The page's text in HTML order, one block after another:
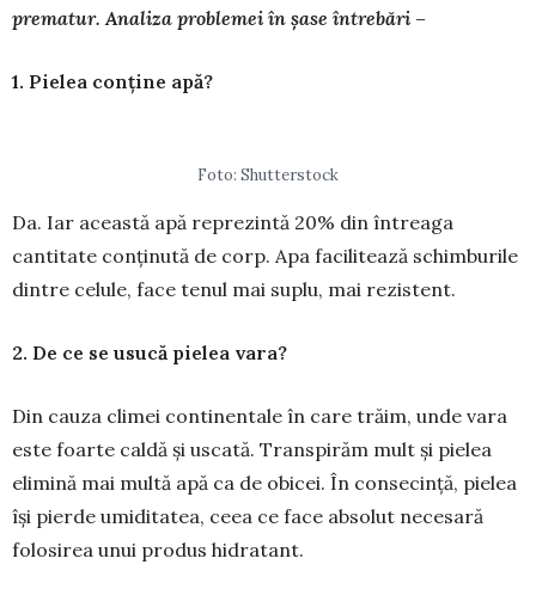
prematur. Analiza pro­ble­mei în șase întrebări –
1. Pielea conține apă?
Foto: Shutterstock
Da. Iar această apă reprezintă 20% din întreaga
cantitate conținută de corp. Apa facilitează schimburile
dintre ce­lule, face tenul mai suplu, mai rezistent.
2. De ce se usucă pielea vara?
Din cauza climei continentale în care trăim, unde vara
este foarte caldă și uscată. Trans­pirăm mult și pielea
elimină mai multă apă ca de obicei. În consecință, pielea
își pierde umi­ditatea, ceea ce face ab­solut necesară
folosirea unui produs hidratant.